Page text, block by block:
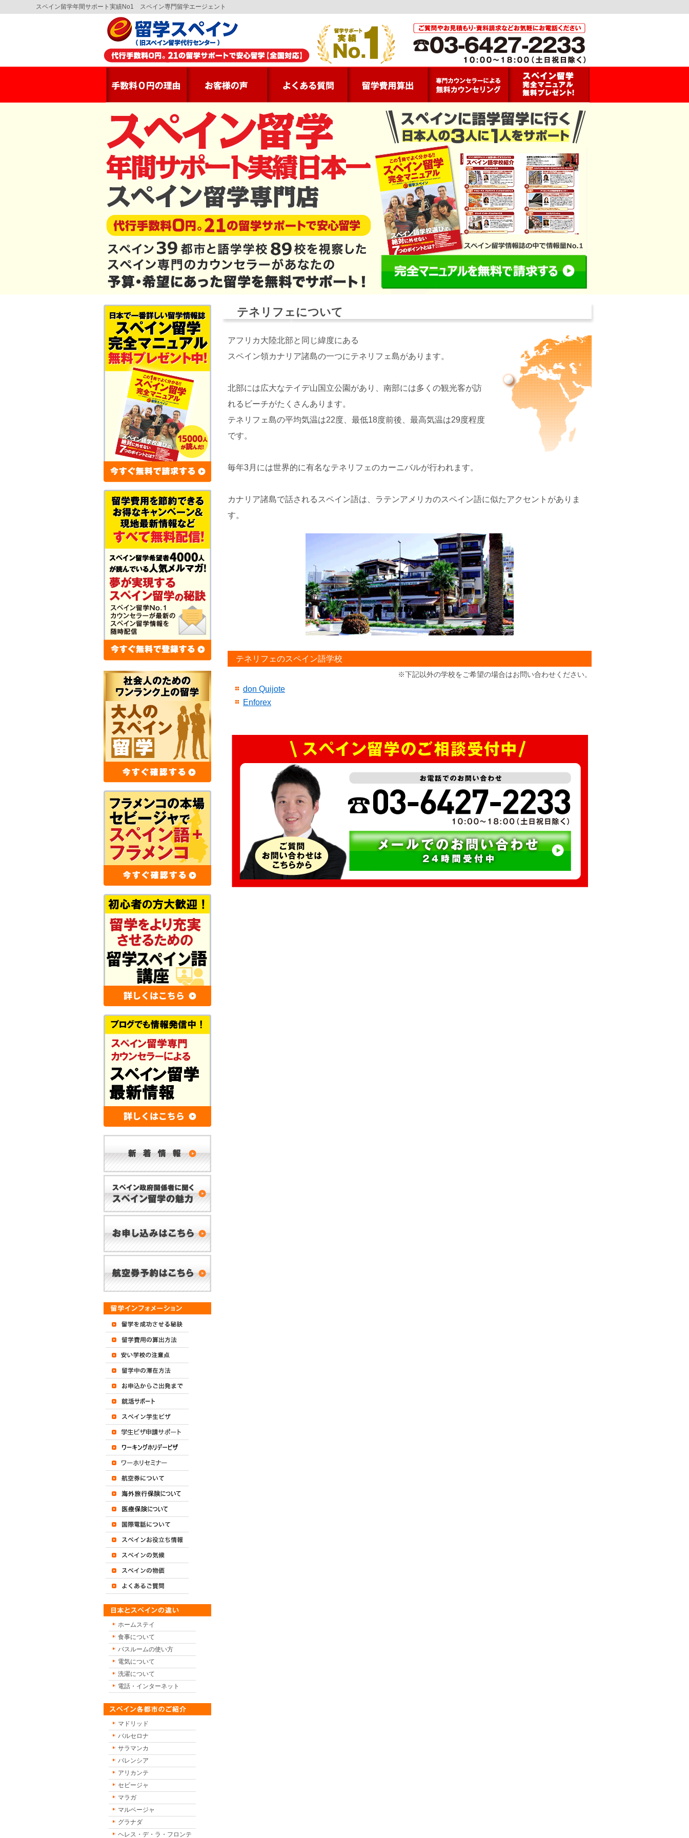
スペイン留学年間サポート実績No1 スペイン専門留学エージェント
ホームステイ
食事について
バスルームの使い方
電気について
洗濯について
電話・インターネット
マドリッド
バルセロナ
サラマンカ
バレンシア
アリカンテ
セビージャ
マラガ
マルベージャ
グラナダ
ヘレス・デ・ラ・フロンテ
テネリフェについて
アフリカ大陸北部と同じ緯度にある
スペイン領カナリア諸島の一つにテネリフェ島があります。
北部には広大なテイデ山国立公園があり、南部には多くの観光客が訪
れるビーチがたくさんあります。
テネリフェ島の平均気温は22度、最低18度前後、最高気温は29度程度
です。
毎年3月には世界的に有名なテネリフェのカーニバルが行われます。
カナリア諸島で話されるスペイン語は、ラテンアメリカのスペイン語に似たアクセントがありま
す。
テネリフェのスペイン語学校
※下記以外の学校をご希望の場合はお問い合わせください。
don Quijote
Enforex